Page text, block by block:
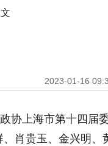
2023-01-16
协上海市第十四届
肖贵玉、金兴明、